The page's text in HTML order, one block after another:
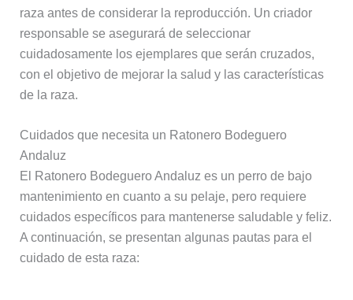
raza antes de considerar la reproducción. Un criador
responsable se asegurará de seleccionar
cuidadosamente los ejemplares que serán cruzados,
con el objetivo de mejorar la salud y las características
de la raza.
Cuidados que necesita un Ratonero Bodeguero
Andaluz
El Ratonero Bodeguero Andaluz es un perro de bajo
mantenimiento en cuanto a su pelaje, pero requiere
cuidados específicos para mantenerse saludable y feliz.
A continuación, se presentan algunas pautas para el
cuidado de esta raza: